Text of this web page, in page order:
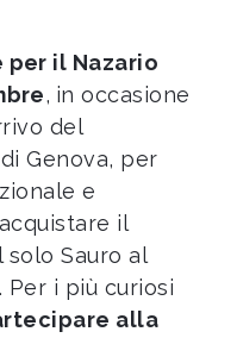
per il Nazario
, in occasione
del
Genova, per
e
il
Sauro al
Per i più curiosi
alla